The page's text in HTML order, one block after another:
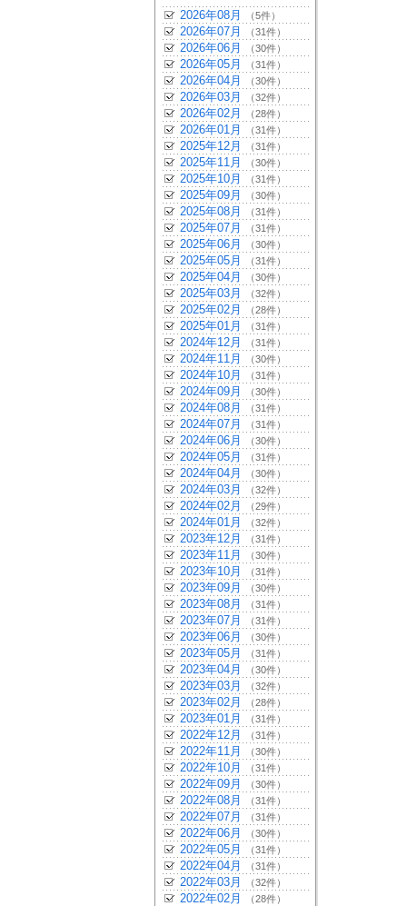
2026年08月 （5件）
2026年07月 （31件）
2026年06月 （30件）
2026年05月 （31件）
2026年04月 （30件）
2026年03月 （32件）
2026年02月 （28件）
2026年01月 （31件）
2025年12月 （31件）
2025年11月 （30件）
2025年10月 （31件）
2025年09月 （30件）
2025年08月 （31件）
2025年07月 （31件）
2025年06月 （30件）
2025年05月 （31件）
2025年04月 （30件）
2025年03月 （32件）
2025年02月 （28件）
2025年01月 （31件）
2024年12月 （31件）
2024年11月 （30件）
2024年10月 （31件）
2024年09月 （30件）
2024年08月 （31件）
2024年07月 （31件）
2024年06月 （30件）
2024年05月 （31件）
2024年04月 （30件）
2024年03月 （32件）
2024年02月 （29件）
2024年01月 （32件）
2023年12月 （31件）
2023年11月 （30件）
2023年10月 （31件）
2023年09月 （30件）
2023年08月 （31件）
2023年07月 （31件）
2023年06月 （30件）
2023年05月 （31件）
2023年04月 （30件）
2023年03月 （32件）
2023年02月 （28件）
2023年01月 （31件）
2022年12月 （31件）
2022年11月 （30件）
2022年10月 （31件）
2022年09月 （30件）
2022年08月 （31件）
2022年07月 （31件）
2022年06月 （30件）
2022年05月 （31件）
2022年04月 （31件）
2022年03月 （32件）
2022年02月 （28件）